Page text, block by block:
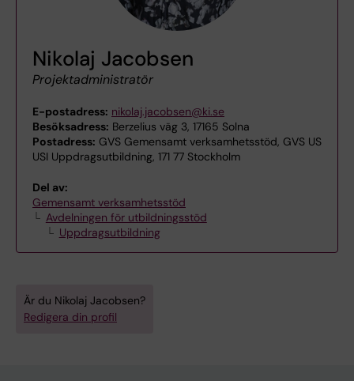
Nikolaj Jacobsen
Projektadministratör
E-postadress: nikolaj.jacobsen@ki.se
Besöksadress: Berzelius väg 3, 17165 Solna
Postadress: GVS Gemensamt verksamhetsstöd, GVS US
USI Uppdragsutbildning, 171 77 Stockholm
Del av:
Gemensamt verksamhetsstöd
Avdelningen för utbildningsstöd
Uppdragsutbildning
Är du Nikolaj Jacobsen?
Redigera din profil